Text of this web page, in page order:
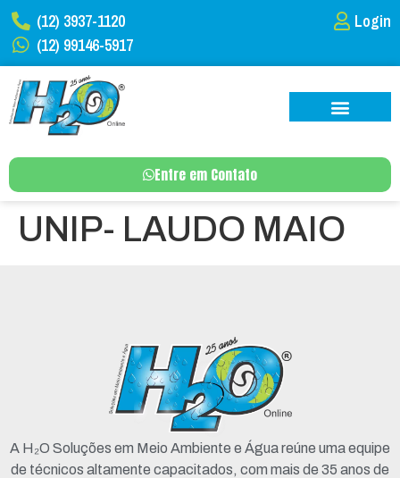
(12) 3937-1120
(12) 99146-5917
Login
Entre em Contato
UNIP- LAUDO MAIO
A H₂O Soluções em Meio Ambiente e Água reúne uma equipe
de técnicos altamente capacitados, com mais de 35 anos de